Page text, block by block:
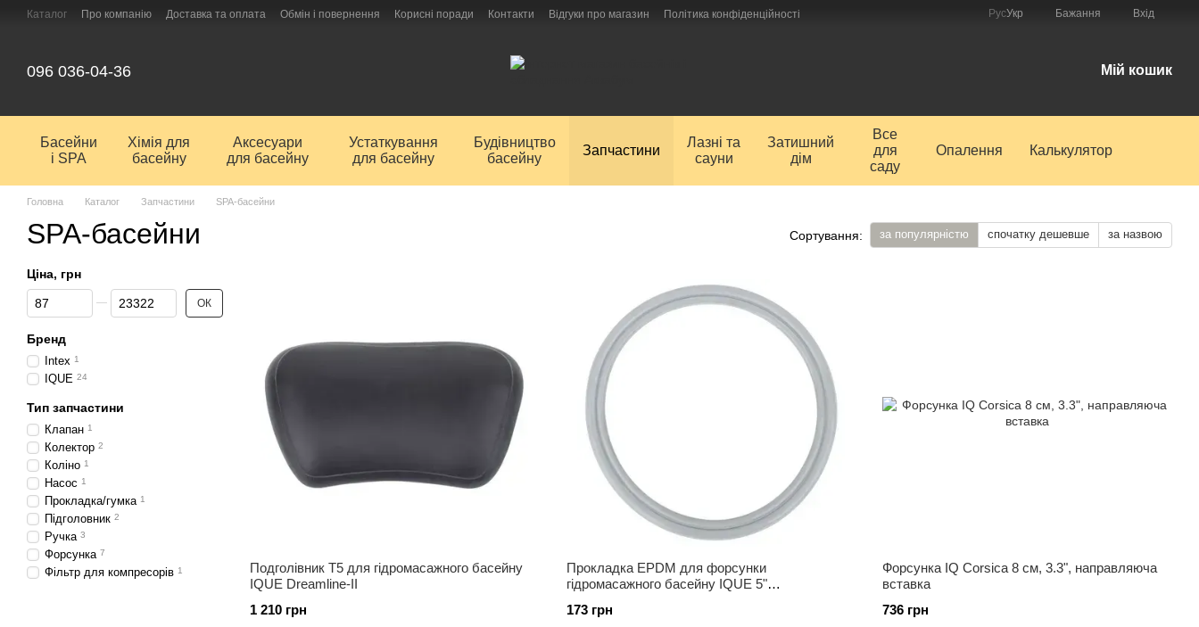
Перейти до основного контенту
Каталог Про компанію Доставка та оплата Обмін і повернення Корисні поради Контакти Відгуки про магазин Політика конфіденційності РусУкр Бажання Вхід
096 036-04-36 Мій кошик
Басейни
і SPA
Хімія для
басейну
Аксесуари
для басейну
Устаткування
для басейну
Будівництво
басейну
Запчастини
Лазні та
сауни
Затишний
дім
Все
для
саду
Опалення Калькулятор
Головна Каталог Запчастини SPA-басейни
SPA-басейни Сортування: за популярністю спочатку дешевше за назвою
Подголівник T5 для гідромасажного басейну
IQUE Dreamline-II
1 210 грн
Прокладка EPDM для форсунки
гідромасажного басейну IQUE 5"
173 грн
Форсунка IQ Corsica 8 см, 3.3", направляюча
вставка
736 грн
Ціна, грн
Від Ціна, грн
До Ціна, грн ОК
Бренд
Intex 1
IQUE 24
Тип запчастини
Клапан 1
Колектор 2
Коліно 1
Насос 1
Прокладка/гумка 1
Підголовник 2
Ручка 3
Форсунка 7
Фільтр для компресорів 1